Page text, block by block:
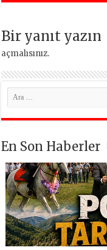
Bir yanıt yazın
açmalısınız.
En Son Haberler